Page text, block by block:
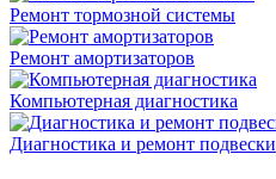
Ремонт тормозной системы
Ремонт амортизаторов
Компьютерная диагностика
Диагностика и ремонт подвески